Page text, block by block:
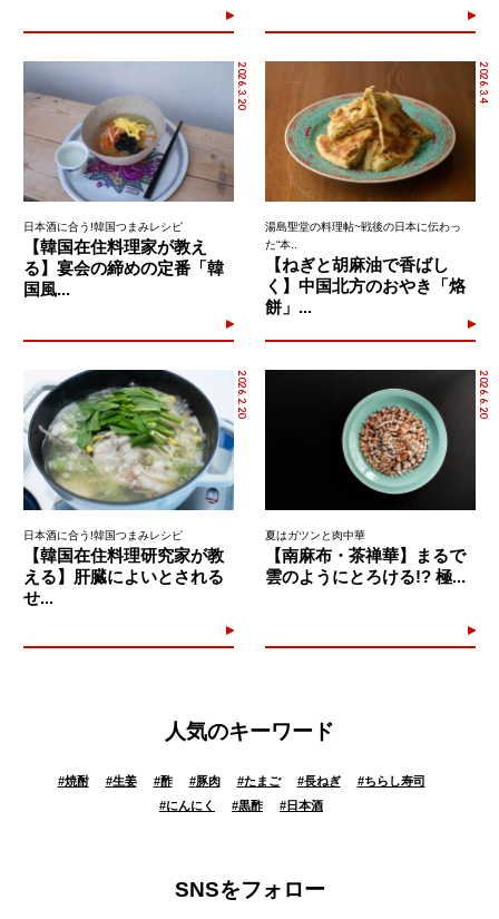
2026.3.20
日本酒に合う!韓国つまみレシピ
【韓国在住料理家が教え
る】宴会の締めの定番「韓
国風...
2026.3.4
湯島聖堂の料理帖~戦後の日本に伝わっ
た“本..
【ねぎと胡麻油で香ばし
く】中国北方のおやき「烙
餅」...
2026.2.20
日本酒に合う!韓国つまみレシピ
【韓国在住料理研究家が教
える】肝臓によいとされる
せ...
2026.6.20
夏はガツンと肉中華
【南麻布・茶禅華】まるで
雲のようにとろける!? 極...
人気のキーワード
#焼酎 #生姜 #酢 #豚肉 #たまご #長ねぎ #ちらし寿司
#にんにく #黒酢 #日本酒
SNSをフォロー